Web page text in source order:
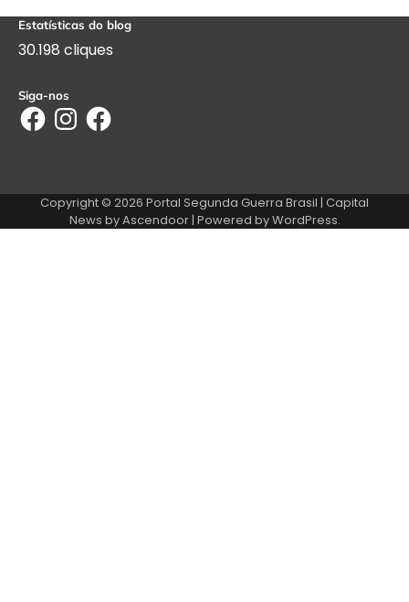
Estatísticas do blog
30.198 cliques
Siga-nos
FacebookInstagramFacebook
Copyright © 2026 Portal Segunda Guerra Brasil | Capital
News byAscendoor| Powered byWordPress.